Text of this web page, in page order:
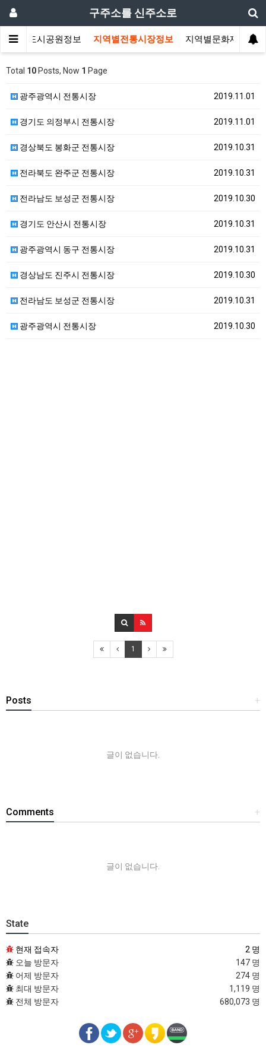
구주소를 신주소로
지역별도시공원정보 지역별전통시장정보 지역별문화재정보
Total 10 Posts, Now 1 Page
2019.11.01
광주광역시 전통시장
2019.11.01
경기도 의정부시 전통시장
2019.10.31
경상북도 봉화군 전통시장
2019.10.31
전라북도 완주군 전통시장
2019.10.30
전라남도 보성군 전통시장
2019.10.31
경기도 안산시 전통시장
2019.10.31
광주광역시 동구 전통시장
2019.10.30
경상남도 진주시 전통시장
2019.10.31
전라남도 보성군 전통시장
2019.10.30
광주광역시 전통시장
1
+
Posts
글이 없습니다.
+
Comments
글이 없습니다.
State
현재 접속자
2 명
오늘 방문자
147 명
어제 방문자
274 명
최대 방문자
1,119 명
전체 방문자
680,073 명